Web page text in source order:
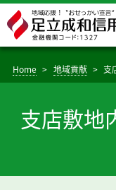
Home 地域貢献 支
支店敷地